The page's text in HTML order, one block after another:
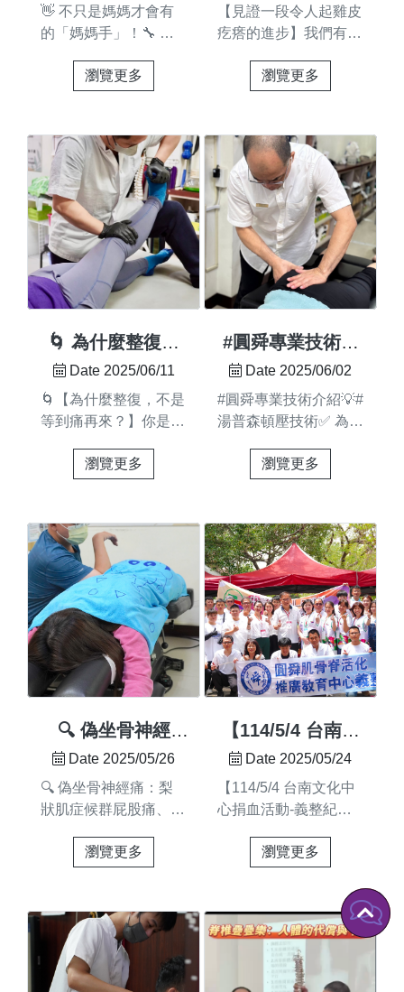
號 📞預約專線｜06-
7225866 🔗立即預
圓舜傳統整復筋骨活化
脊 #美式頓壓 #傳統整
復 #專業整復#全身保
健 #症狀解除 ...
你人生的方向這裡——
❌ 不需要你有醫療背
學，將專業技術與實用
❌ 不需要你年輕力
壯 ➡️ 教你善用身體力
學與輔助工具，讓手技
更省力、更精準，輕
巧...
👋 不只是媽媽才會有
的「媽媽手」！🔧 一
讓它休息一下了❗媽媽
重複使用拇指與手腕、
長時間出力，都可能導
致： 🔹 伸拇短肌、外
展拇長肌反覆拉扯 🔹
肌腱通過狹窄鞘膜時摩
擦 → 發炎、腫脹、疼
痛👀 常見於這些族
群： 🔹 親愛的爸媽們/
新手爸媽 🔹 長時間用
滑鼠、鍵盤的上班
期手部工作者 （例如
廚師、美容師、按摩
師、外送員、搬運、攝
握、提重、旋轉手部的
嗎？✔️ 拇指靠近手腕
處痠痛、腫脹 ✔️ 提東
西、轉...
瀏覽更多
【見證一段令人起雞皮
疙瘩的進步】我們有位
時需要家人攙扶、站不
~~~~慢挪動。#經過一
次調理後第二次回來的
他——竟然可以自己拄
拐杖走進門、還能靠自
己的力量從椅子站起
來！此後幾次回訪，我
們親眼見證他從進店、
床上起身、站立、步
行、返程，每一步都越
來越穩健、越來越有力
是密集調理與信任的累
積今天是他的第七次調
理，卻讓小編目睹了一
面——調理結束後，彼
灑地走在前面，小編一
抬頭看到這幕，當場驚
嚇喊道： 「彼得！誒
誒誒！他的拐杖！」彼
得老師淡定回覆說：
「他...
瀏覽更多
🌀 為什麼整復，
不是等到痛再來？
Date 2025/06/11
🌀【為什麼整復，不是
等到痛再來？】你是不
在只是有點痠，還不用
麼大問題」但你知道
嗎？ ⚠️「忍一下就
好」可能害你多痛好幾
年！📍當你感覺到
『痛』的時候， 其實
問題早就悄悄累積一陣
子了！🔍 疼痛不是突
然發生的，而是慢慢累
積的結果 🪑 長時間低
頭滑手機、用電腦，姿
睡、駝背、單肩背包、
翹腳、三七步 💢 緊繃
的肌肉、錯位的關節沒
毛病」 最後會變成你
腰痠背痛、手麻腳麻、
無法久站久坐…在圓
舜，我們不只幫你舒緩
當下的疼痛更協助你—
瀏覽更多
#圓舜專業技術介
紹💡 #湯普森頓壓Date 2025/06/02
#圓舜專業技術介紹💡#
湯普森頓壓技術✅ 為什
術？湯普森頓壓技術以
度，優化您的調理體驗
✅ 湯普森頓壓技術介紹
圓舜運用湯普森頓壓技
術搭配調整床的頓壓滑
落裝置根據身體位置變
化進行調整將所有發力
方式轉化為向下發力達
到輕巧而精準的矯正效
果✅ 技術特色✔ 針對
不同性質的椎體脫位進
塑、產後體態調理、腹
直肌調理✔ 力道輕盈、
技術精巧、矯正深入✔
輕、巧、透的力學調理
矯正成果✔ 提供更舒
適、自然的體驗感受🔹
專業整復，讓生活更自
在！📍 圓舜整復｜台
南市佳里區佳東路333
瀏覽更多
🔍 偽坐骨神經
痛：梨狀肌症候群
Date 2025/05/26
🔍 偽坐骨神經痛：梨
狀肌症候群屁股痛、大
到問題？小心兇手可能
TOP5 👨‍💻 久坐族（上
班族、司機） 🪑 翹
腳、坐姿不良 🏃‍♂️ 運動
過度（跑步、單
瀏覽更多
【114/5/4 台南文
化中心捐血活動-
Date 2025/05/24
【114/5/4 台南文化中
心捐血活動-義整紀
推廣教育中心#義整團
https://www.facebook.com/
照片紀錄：
https://www.facebook.com/
瀏覽更多